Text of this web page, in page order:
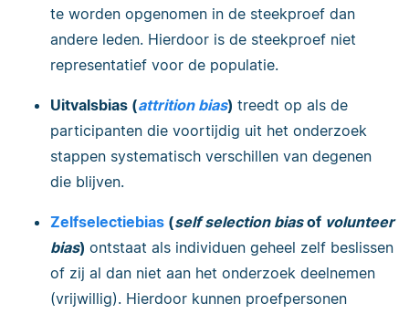
te worden opgenomen in de steekproef dan
andere leden. Hierdoor is de steekproef niet
representatief voor de populatie.
Uitvalsbias (attrition bias) treedt op als de
participanten die voortijdig uit het onderzoek
stappen systematisch verschillen van degenen
die blijven.
Zelfselectiebias (self selection biasof volunteer
bias) ontstaat als individuen geheel zelf beslissen
of zij al dan niet aan het onderzoek deelnemen
(vrijwillig). Hierdoor kunnen proefpersonen